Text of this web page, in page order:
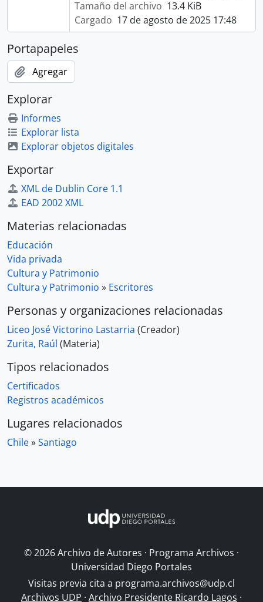
Tamaño del archivo 13.4 KiB
Cargado 17 de agosto de 2025 17:48
Portapapeles
Agregar
Explorar
Informes
Explorar lista
Explorar objetos digitales
Exportar
XML de Dublin Core 1.1
EAD 2002 XML
Materias relacionadas
Educación
Vida privada
Cultura y Patrimonio
Cultura y Patrimonio » Escritores
Personas y organizaciones relacionadas
Liceo José Victorino Lastarria (Creador)
Zurita, Raúl (Materia)
Tipos relacionados
Certificados
Registros académicos
Lugares relacionados
Chile»Santiago
© 2026 Archivo de Autores · Programa Archivos ·
Universidad Diego Portales
Visitas previa cita a programa.archivos@udp.cl
Archivos UDP · Archivo Presidente Ricardo Lagos ·